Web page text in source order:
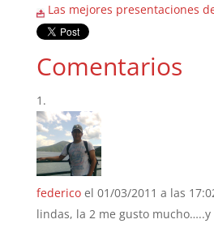
Las mejores presentaciones
Comentarios
federico el 01/03/2011 a las
lindas, la 2 me gusto mucho…..y